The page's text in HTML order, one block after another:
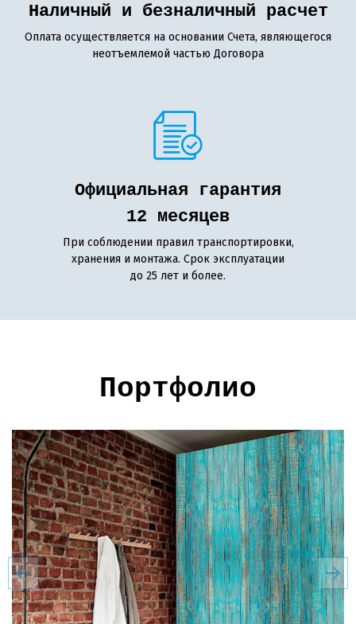
Наличный и безналичный расчет
Оплата осуществляется на основании Счета, являющегося
неотъемлемой частью Договора
Официальная гарантия
12 месяцев
При соблюдении правил транспортировки,
хранения и монтажа. Срок эксплуатации
до 25 лет и более.
Портфолио